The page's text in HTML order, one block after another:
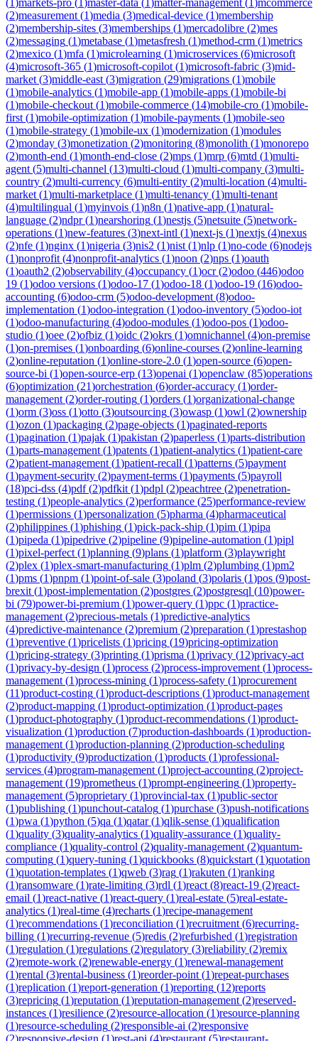
(2)measurement (1)media (3)medical-device (1)membership
(2)membership-sites (3)memberships (1)mercadolibre (2)mes
(2)messaging (1)metabase (1)metasfresh (1)method-crm (1)metrics
(2)mexico (1)mfa (1)microlearning (1)microservices (6)microsoft
(4)microsoft-365 (1)microsoft-copilot (1)microsoft-fabric (3)mid-
market (3)middle-east (3)migration (29)migrations (1)mobile
(1)mobile-analytics (1)mobile-app (1)mobile-apps (1)mobile-bi
(1)mobile-checkout (1)mobile-commerce (14)mobile-cro (1)mobile-
first (1)mobile-optimization (1)mobile-payments (1)mobile-seo
(1)mobile-strategy (1)mobile-ux (1)modernization (1)modules
(2)monday (3)monetization (2)monitoring (8)monolith (1)monorepo
(2)month-end (1)month-end-close (2)mps (1)mrp (6)mtd (1)multi-
agent (5)multi-channel (13)multi-cloud (1)multi-company (3)multi-
country (2)multi-currency (6)multi-entity (2)multi-location (4)multi-
market (1)multi-marketplace (1)multi-tenancy (1)multi-tenant
(4)multilingual (1)myinvois (1)n8n (1)native-app (1)natural-
language (2)ndpr(1)nearshoring (1)nestjs (5)netsuite (5)network-
operations (1)new-features (3)next-intl (1)next-js (1)nextjs (4)nexus
(2)nfe (1)nginx (1)nigeria (3)nis2 (1)nist (1)nlp (1)no-code (6)nodejs
(1)nonprofit (4)nonprofit-analytics (1)noon (2)nps (1)oauth
(1)oauth2 (2)observability (4)occupancy (1)ocr(2)odoo (446)odoo
19 (1)odoo versions (1)odoo-17 (1)odoo-18 (1)odoo-19 (16)odoo-
accounting (6)odoo-crm (5)odoo-development (8)odoo-
implementation (1)odoo-integration (1)odoo-inventory (5)odoo-iot
(1)odoo-manufacturing (4)odoo-modules (1)odoo-pos (1)odoo-
studio (1)oee (2)ofbiz (1)oidc (2)okrs (1)omnichannel (4)on-premise
(1)on-premises (1)onboarding (6)online-courses (2)online-learning
(2)online-reputation (1)online-store-2.0 (1)open-source (6)open-
source-bi (1)open-source-erp (13)openai (1)openclaw (85)operations
(6)optimization (21)orchestration (6)order-accuracy (1)order-
management (2)order-routing (1)orders (1)organizational-change
(1)orm (3)oss (1)otto (3)outsourcing (3)owasp (1)owl (2)ownership
(1)ozon (1)packaging (2)page-objects (1)paginated-reports
(1)pagination (1)pajak (1)pakistan (2)paperless (1)parts-distribution
(1)parts-management (1)patents (1)patient-analytics (1)patient-care
(2)patient-management (1)patient-recall (1)patterns (5)payment
(1)payment-security (2)payment-terms (1)payments (5)payroll
(18)pci-dss (4)pdf(2)pdfkit (1)pdpl (2)peachtree (2)penetration-
testing (1)people-analytics (2)performance (25)performance-review
(1)permissions (1)personalization (5)pharma (4)pharmaceutical
(2)philippines (1)phishing (1)pick-pack-ship (1)pim (1)pipa
(1)pipeda (1)pipedrive (2)pipeline (9)pipeline-automation (1)pipl
(1)pixel-perfect (1)planning (9)plans (1)platform (3)playwright
(2)plex (1)plex-smart-manufacturing (1)plm (2)plumbing (1)pm2
(1)pms (1)pnpm (1)point-of-sale (3)poland (3)polaris (1)pos (9)post-
brexit (1)post-implementation (2)postgres (2)postgresql (10)power-
bi (79)power-bi-premium (1)power-query (1)ppc (1)practice-
management (2)precious-metals (1)predictive-analytics
(4)predictive-maintenance (2)premium (2)preparation (1)prestashop
(1)preventive (1)pricelists (1)pricing (19)pricing-optimization
(1)pricing-strategy (3)printing (1)prisma (1)privacy (12)privacy-act
(1)privacy-by-design (1)process (2)process-improvement (1)process-
management (1)process-mining (1)process-safety (1)procurement
(11)product-costing (1)product-descriptions (1)product-management
(2)product-mapping (1)product-optimization (1)product-pages
(1)product-photography (1)product-recommendations (1)product-
visualization (1)production (7)production-dashboards (1)production-
management (1)production-planning (2)production-scheduling
(1)productivity (9)productization (1)products (1)professional-
services (4)program-management (1)project-accounting (2)project-
management (19)prometheus (1)prompt-engineering (1)property-
management (5)proprietary (1)provincial-tax (1)public-sector
(1)publishing (1)punchout-catalog (1)purchase (3)push-notifications
(1)pwa (1)python (5)qa (1)qatar(1)qlik-sense (1)qualification
(1)quality (3)quality-analytics (1)quality-assurance (1)quality-
compliance (1)quality-control (2)quality-management (2)quantum-
computing (1)query-tuning (1)quickbooks (8)quickstart (1)quotation
(1)quotation-templates (1)qweb (3)rag (1)rakuten (1)ranking
(1)ransomware (1)rate-limiting (3)rdl (1)react (8)react-19 (2)react-
email (1)react-native (1)react-query (1)real-estate (5)real-estate-
analytics (1)real-time (4)recharts (1)recipe-management
(1)recommendations (1)reconciliation (1)recruitment (6)recurring-
billing (1)recurring-revenue (5)redis (2)refurbished (1)registration
(1)regulation (1)regulations (2)regulatory (3)reliability (2)remix
(2)remote-work (2)renewable-energy (1)renewal-management
(1)rental (3)rental-business (1)reorder-point (1)repeat-purchases
(1)replication (1)report-generation (1)reporting (12)reports
(3)repricing (1)reputation (1)reputation-management (2)reserved-
instances (1)resilience (2)resource-allocation (1)resource-planning
(1)resource-scheduling (2)responsible-ai (2)responsive
(2)responsive-design (1)rest-api (4)restaurant (5)restaurant-